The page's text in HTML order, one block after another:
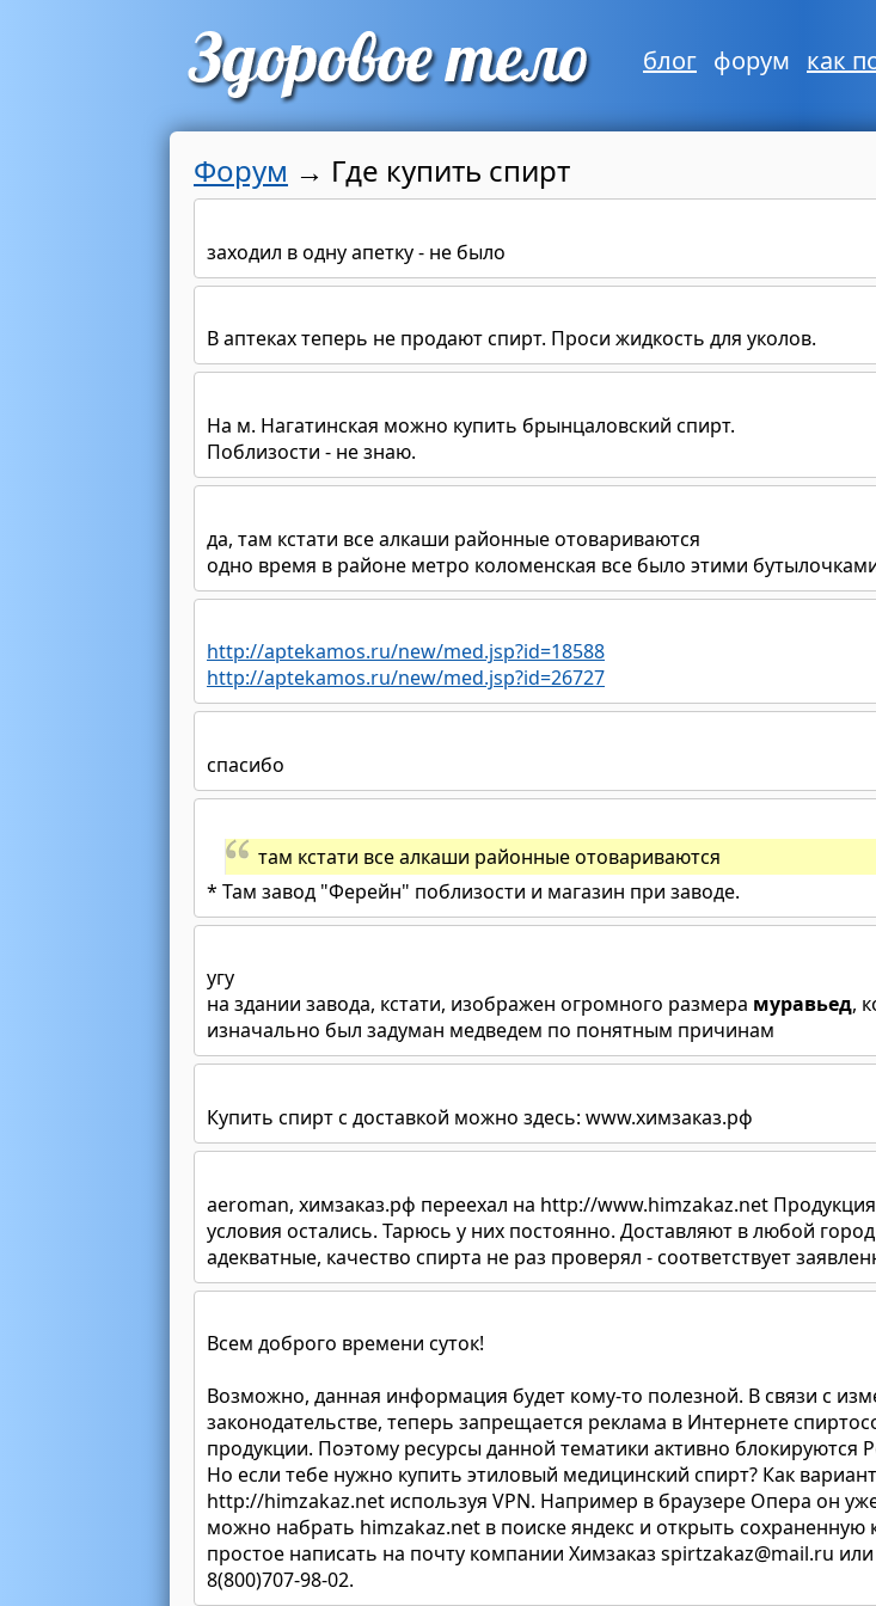
блог форум как
Форум → Где купить спирт
заходил в одну апетку - не было
В аптеках теперь не продают спирт. Проси жидкость для уколов.
На м. Нагатинская можно купить брынцаловский спирт.
Поблизости - не знаю.
да, там кстати все алкаши районные отовариваются
одно время в районе метро коломенская все было этими
http://aptekamos.ru/new/med.jsp?id=18588
http://aptekamos.ru/new/med.jsp?id=26727
спасибо
там кстати все алкаши районные отовариваются
* Там завод "Ферейн" поблизости и магазин при заводе.
угу
на здании завода, кстати, изображен огромного размера муравьед,
изначально был задуман медведем по понятным причинам
Купить спирт с доставкой можно здесь: www.химзаказ.рф
aeroman, химзаказ.рф переехал на http://www.himzakaz.net
условия остались. Тарюсь у них постоянно. Доставляют в любой
адекватные, качество спирта не раз проверял - соответствует
Всем доброго времени суток!
Возможно, данная информация будет кому-то полезной. В связи с
законодательстве, теперь запрещается реклама в Интернете
продукции. Поэтому ресурсы данной тематики активно блокируются
Но если тебе нужно купить этиловый медицинский спирт? Как
http://himzakaz.net используя VPN. Например в браузере Опера он
можно набрать himzakaz.net в поиске яндекс и открыть
простое написать на почту компании Химзаказ spirtzakaz@mail.ru
8(800)707-98-02.